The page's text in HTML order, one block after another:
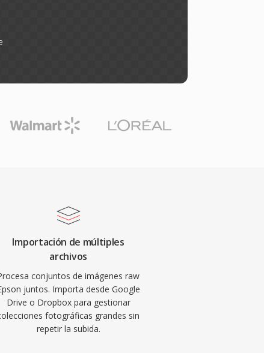
Importación de múltiples
archivos
conjuntos de imágenes raw
juntos. Importa desde Google
Drive o Dropbox para gestionar
fotográficas grandes sin
repetir la subida.